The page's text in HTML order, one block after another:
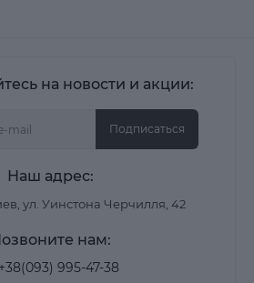
на новости и акции:
Подписаться
Наш адрес:
ул. Уинстона Черчилля, 42
нам:
+38(093) 995-47-38